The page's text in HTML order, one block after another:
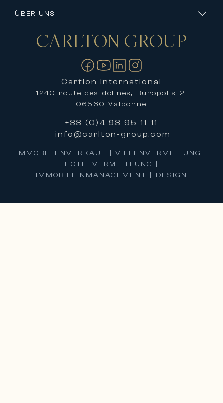
ÜBER UNS
KontaktCARLTON GROUP
Cartlon International
1240 route des dolines, Buropolis 2,
06560 Valbonne
+33 (0)4 93 95 11 11
info@carlton-group.com
IMMOBILIENVERKAUF | VILLENVERMIETUNG |
HOTELVERMITTLUNG |
IMMOBILIENMANAGEMENT | DESIGN